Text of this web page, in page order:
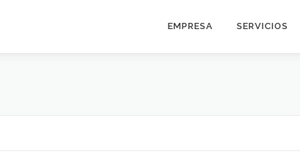
EMPRESA SERVICIOS